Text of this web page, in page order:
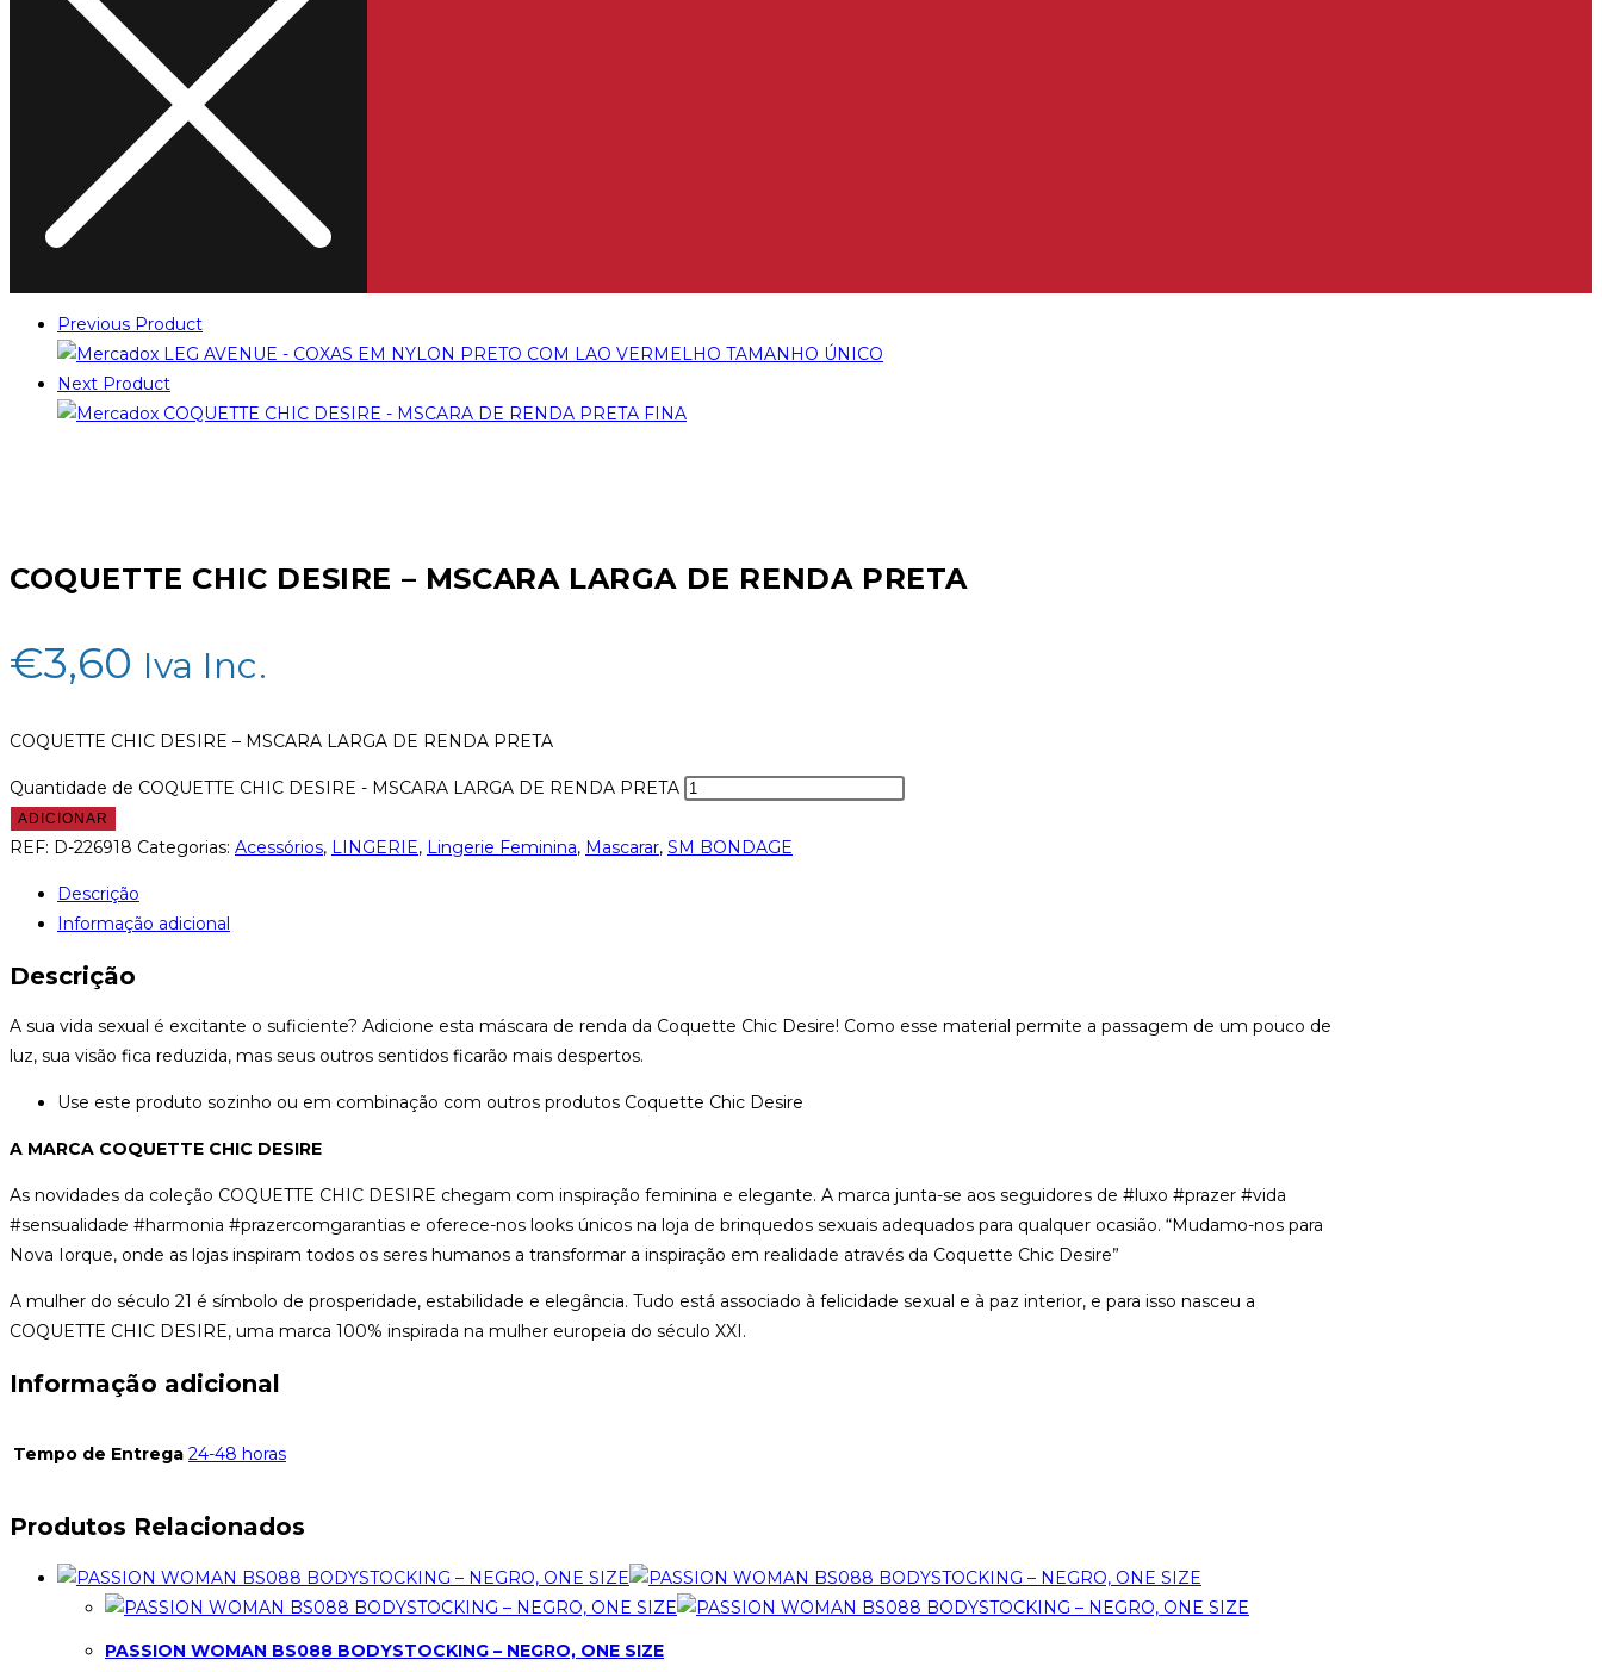
Previous Product
Next Product
COQUETTE CHIC DESIRE – MSCARA LARGA DE RENDA PRETA
€3,60 Iva Inc.
COQUETTE CHIC DESIRE – MSCARA LARGA DE RENDA PRETA
Quantidade de COQUETTE CHIC DESIRE - MSCARA LARGA DE RENDA PRETA
ADICIONAR
REF: D-226918 Categorias: Acessórios, LINGERIE, Lingerie Feminina, Mascarar, SM BONDAGE
Descrição
Informação adicional
Descrição
A sua vida sexual é excitante o suficiente? Adicione esta máscara de renda da Coquette Chic Desire! Como esse material permite a passagem de um pouco de
luz, sua visão fica reduzida, mas seus outros sentidos ficarão mais despertos.
Use este produto sozinho ou em combinação com outros produtos Coquette Chic Desire
A MARCA COQUETTE CHIC DESIRE
As novidades da coleção COQUETTE CHIC DESIRE chegam com inspiração feminina e elegante. A marca junta-se aos seguidores de #luxo #prazer #vida
#sensualidade #harmonia #prazercomgarantias e oferece-nos looks únicos na loja de brinquedos sexuais adequados para qualquer ocasião. “Mudamo-nos para
Nova Iorque, onde as lojas inspiram todos os seres humanos a transformar a inspiração em realidade através da Coquette Chic Desire”
A mulher do século 21 é símbolo de prosperidade, estabilidade e elegância. Tudo está associado à felicidade sexual e à paz interior, e para isso nasceu a
COQUETTE CHIC DESIRE, uma marca 100% inspirada na mulher europeia do século XXI.
Informação adicional
Tempo de Entrega 24-48 horas
Produtos Relacionados
PASSION WOMAN BS088 BODYSTOCKING – NEGRO, ONE SIZE